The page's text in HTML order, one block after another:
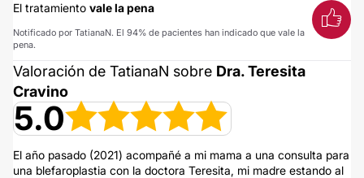
El tratamiento vale la pena
Notificado por TatianaN. El 94% de pacientes han indicado que vale la
pena.
Valoración de TatianaN sobre Dra. Teresita
Cravino
5.0
El año pasado (2021) acompañé a mi mama a una consulta para
una blefaroplastia con la doctora Teresita, mi madre estando al